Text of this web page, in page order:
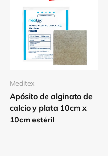
Meditex
Apósito de alginato de
calcio y plata 10cm x
10cm estéril